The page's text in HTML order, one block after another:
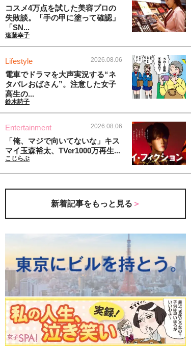
コスメ4万点を試した美容プロの
失敗談。「手の甲に塗って確認」
「SN...
遠藤幸子
Lifestyle 2026.08.06
電車でドラマを大声実況する“ネ
タバレおばさん”。注意した女子
高生の...
鈴木詩子
Entertainment 2026.08.06
「俺、マジで向いてないな」キス
マイ玉森裕太、TVer1000万再生...
こじらぶ
新着記事をもっと見る